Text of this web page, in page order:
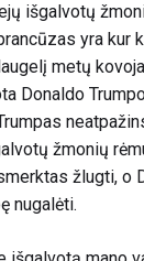
išgalvotų
yra kur
metų
Donaldo
žmonių
žlugti, o
nugalėti.